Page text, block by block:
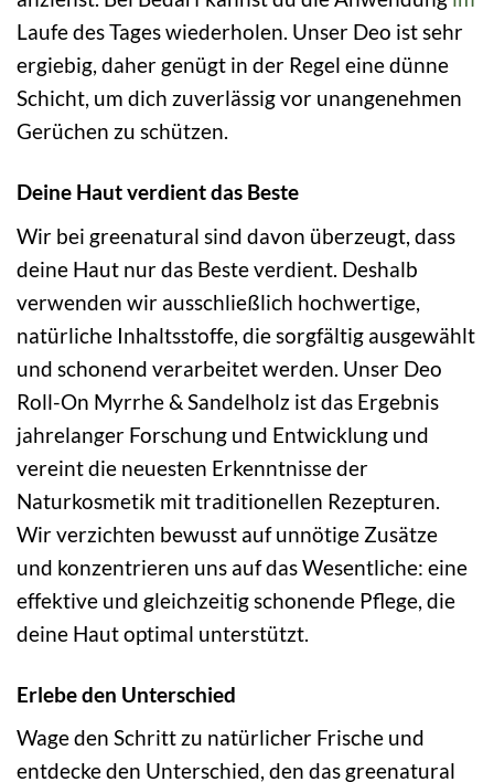
Laufe des Tages wiederholen. Unser Deo ist sehr
ergiebig, daher genügt in der Regel eine dünne
Schicht, um dich zuverlässig vor unangenehmen
Gerüchen zu schützen.
Deine Haut verdient das Beste
Wir bei greenatural sind davon überzeugt, dass
deine Haut nur das Beste verdient. Deshalb
verwenden wir ausschließlich hochwertige,
natürliche Inhaltsstoffe, die sorgfältig ausgewählt
und schonend verarbeitet werden. Unser Deo
Roll-On Myrrhe & Sandelholz ist das Ergebnis
jahrelanger Forschung und Entwicklung und
vereint die neuesten Erkenntnisse der
Naturkosmetik mit traditionellen Rezepturen.
Wir verzichten bewusst auf unnötige Zusätze
und konzentrieren uns auf das Wesentliche: eine
effektive und gleichzeitig schonende Pflege, die
deine Haut optimal unterstützt.
Erlebe den Unterschied
Wage den Schritt zu natürlicher Frische und
entdecke den Unterschied, den das greenatural